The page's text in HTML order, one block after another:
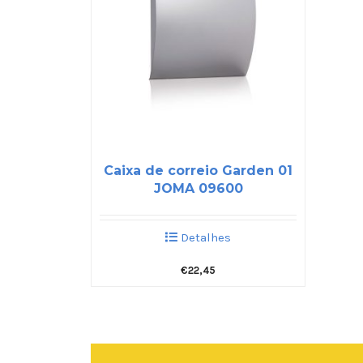
Caixa de correio Garden 01
JOMA 09600
Detalhes
€22,45